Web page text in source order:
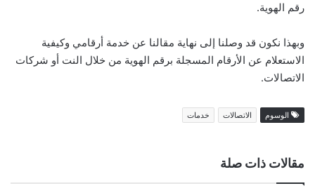
رقم الهوية.
وبهذا نكون قد وصلنا إلى نهاية مقالنا عن خدمة أرقامي وكيفية
الاستعلام عن الأرقام المسجلة برقم الهوية من خلال النت أو شركات
الاتصالات.
الوسوم الاتصالات خدمات
مقالات ذات صلة